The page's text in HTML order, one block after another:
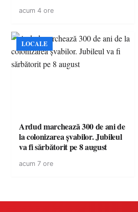
acum 4 ore
LOCALE
Ardud marchează 300 de ani de
la colonizarea șvabilor. Jubileul
va fi sărbătorit pe 8 august
acum 7 ore